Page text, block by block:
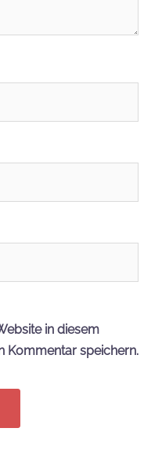
in diesem
Kommentar speichern.